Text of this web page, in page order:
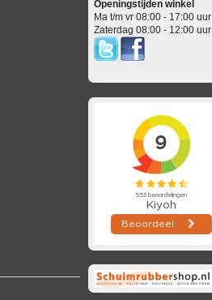
Openingstijden winkel
Ma t/m vr 08:00 - 17:00 uur
Zaterdag 08:00 - 12:00 uur